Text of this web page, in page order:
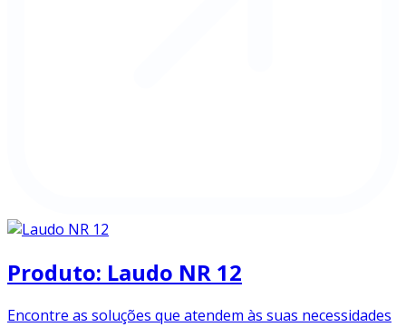
Produto: Laudo NR 12
Encontre as soluções que atendem às suas necessidades